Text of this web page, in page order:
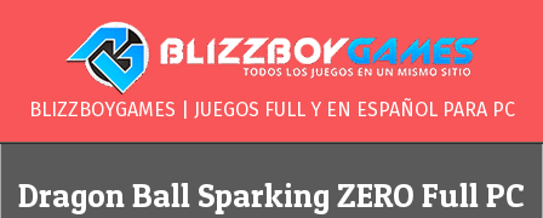
BLIZZBOYGAMES | JUEGOS FULL Y EN ESPAÑOL PARA PC
Navigation
Dragon Ball Sparking ZERO Full PC